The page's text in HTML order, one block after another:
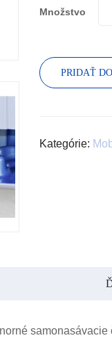
Množstvo
PRIDAŤ
Kategórie: